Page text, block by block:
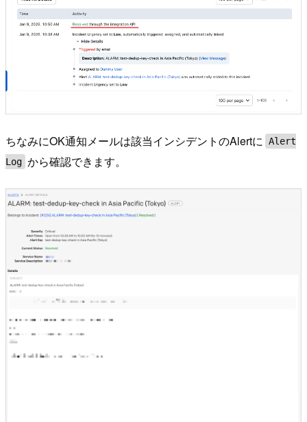
ちなみにOK通知メールは該当インシデントのAlertに Alert
Log から確認できます。